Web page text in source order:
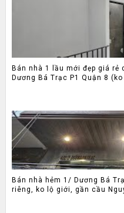
Bán nhà 1 lầu mới đẹp giá
Dương Bá Trạc P1 Quận 8
Bán nhà hẻm 1/ Dương Bá
riêng, ko lộ giới, gần cầu